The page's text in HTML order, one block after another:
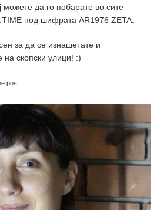
да го побарате во сите
под шифрата AR1976 ZETA.
за да се изнашетате и
на скопски улици! :)
post.